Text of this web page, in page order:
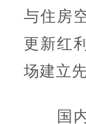
与住房
更新红
场建立
国内